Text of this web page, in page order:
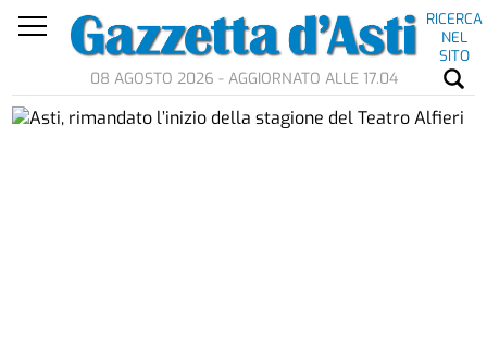
RICERCA
NEL
SITO
08 AGOSTO 2026 - AGGIORNATO ALLE 17.04